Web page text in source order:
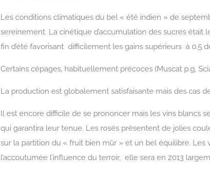
Les conditions climatiques du bel « été indien » de
sereinement. La cinétique d’accumulation des sucres
fin d’été favorisant difficilement les gains supérieurs à 0.5
Certains cépages, habituellement précoces (Muscat p.g,
La production est globalement satisfaisante mais des cas
Il est encore difficile de se prononcer mais les vins blancs
qui garantira leur tenue. Les rosés présentent de jolies
sur la partition du « fruit bien mûr » et un bel équilibre. Les
l’accoutumée l’influence du terroir, elle sera en 2013